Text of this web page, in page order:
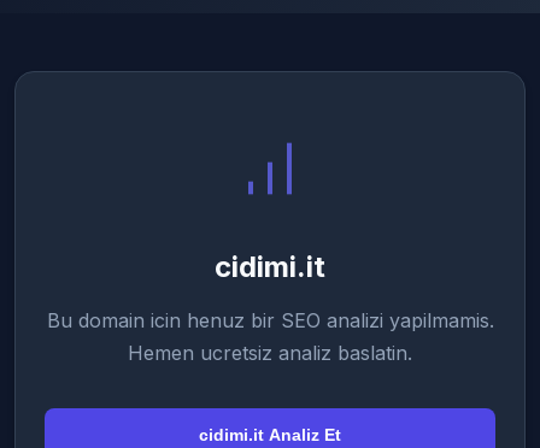
cidimi.it
Bu domain icin henuz bir SEO analizi yapilmamis.
Hemen ucretsiz analiz baslatin.
cidimi.it Analiz Et